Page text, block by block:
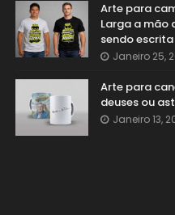
Arte para
Larga a mão
sendo
Janeiro 25,
Arte para
deuses ou
Janeiro 13,